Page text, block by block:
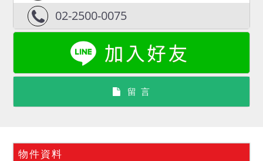
02-2500-0075
留 言
物件資料